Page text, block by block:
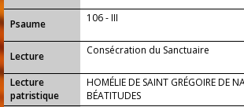
Psaume 106 - III
Lecture Consécration du Sanctuaire
Lecture
patristique
HOMÉLIE DE SAINT GRÉGOIRE DE
BÉATITUDES